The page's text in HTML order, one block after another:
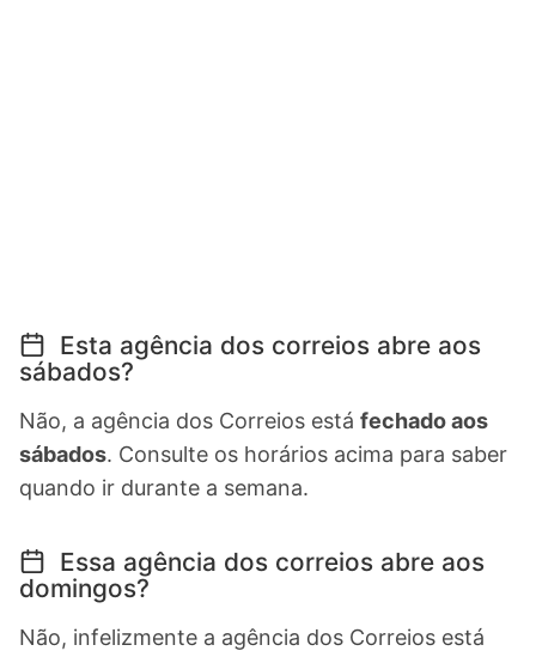
Esta agência dos correios abre aos
sábados?
Não, a agência dos Correios está fechado aos
sábados. Consulte os horários acima para saber
quando ir durante a semana.
Essa agência dos correios abre aos
domingos?
Não, infelizmente a agência dos Correios está